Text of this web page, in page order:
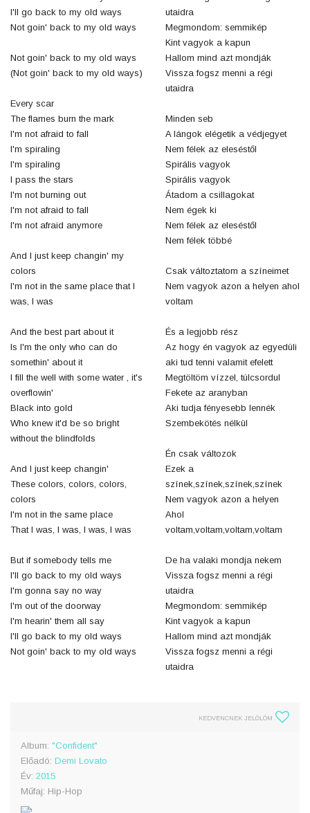
I'll go back to my old ways
Not goin' back to my old ways
Not goin' back to my old ways
(Not goin' back to my old ways)
Every scar
The flames burn the mark
I'm not afraid to fall
I'm spiraling
I'm spiraling
I pass the stars
I'm not burning out
I'm not afraid to fall
I'm not afraid anymore
And I just keep changin' my
colors
I'm not in the same place that I
was, I was
And the best part about it
Is I'm the only who can do
somethin' about it
I fill the well with some water , it's
overflowin'
Black into gold
Who knew it'd be so bright
without the blindfolds
And I just keep changin'
These colors, colors, colors,
colors
I'm not in the same place
That I was, I was, I was, I was
But if somebody tells me
I'll go back to my old ways
I'm gonna say no way
I'm out of the doorway
I'm hearin' them all say
I'll go back to my old ways
Not goin' back to my old ways
utaidra
Megmondom: semmikép
Kint vagyok a kapun
Hallom mind azt mondják
Vissza fogsz menni a régi
utaidra
Minden seb
A lángok elégetik a védjegyet
Nem félek az eleséstől
Spirális vagyok
Spirális vagyok
Átadom a csillagokat
Nem égek ki
Nem félek az eleséstől
Nem félek többé
Csak változtatom a színeimet
Nem vagyok azon a helyen ahol
voltam
És a legjobb rész
Az hogy én vagyok az egyedüli
aki tud tenni valamit efelett
Megtöltöm vízzel, túlcsordul
Fekete az aranyban
Aki tudja fényesebb lennék
Szembekötés nélkül
Én csak változok
Ezek a
színek,színek,színek,színek
Nem vagyok azon a helyen
Ahol
voltam,voltam,voltam,voltam
De ha valaki mondja nekem
Vissza fogsz menni a régi
utaidra
Megmondom: semmikép
Kint vagyok a kapun
Hallom mind azt mondják
Vissza fogsz menni a régi
utaidra
KEDVENCNEK JELÖLÖM
Album: "Confident"
Előadó: Demi Lovato
Év: 2015
Műfaj: Hip-Hop